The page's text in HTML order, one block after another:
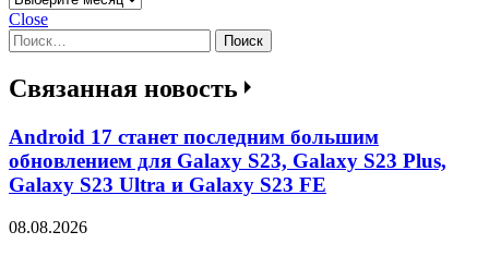
Close
Найти:
Связанная новость
Android 17 станет последним большим
обновлением для Galaxy S23, Galaxy S23 Plus,
Galaxy S23 Ultra и Galaxy S23 FE
08.08.2026